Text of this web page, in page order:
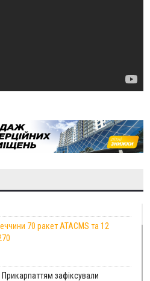
70 ракет ATACMS та 12
Прикарпаттям зафіксували